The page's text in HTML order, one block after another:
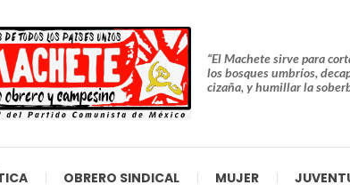
“El Machete sirve para
los bosques umbríos,
cizaña, y humillar la
OBRERO SINDICAL MUJER